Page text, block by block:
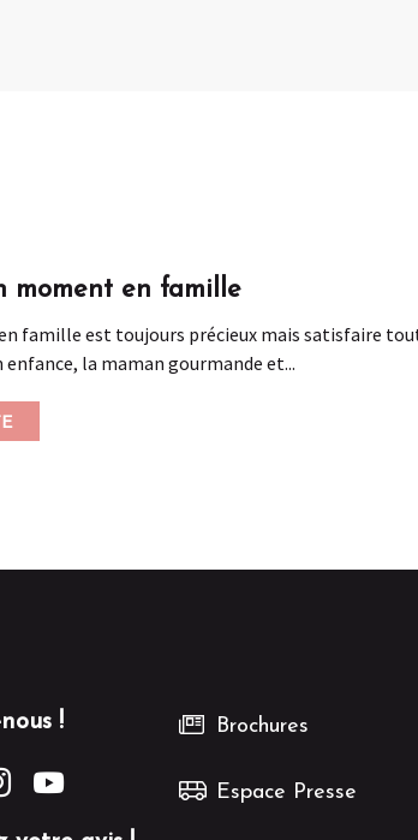
moment en famille
famille est toujours précieux mais satisfaire
la maman gourmande et...
! Brochures
Espace Presse